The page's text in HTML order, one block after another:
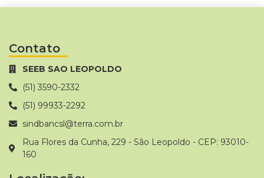
Contato
SEEB SAO LEOPOLDO
(51) 3590-2332
(51) 99933-2292
sindbancsl@terra.com.br
Rua Flores da Cunha, 229 - São Leopoldo - CEP: 93010-
160